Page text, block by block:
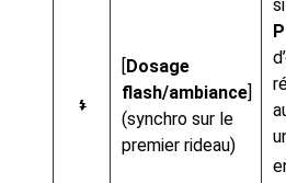
I
[Dosage
flash/ambiance]
(synchro sur le
premier rideau)
P